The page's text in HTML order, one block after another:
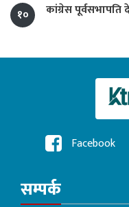
१० कांग्रेस पूर्वसभापति
Facebook
सम्पर्क